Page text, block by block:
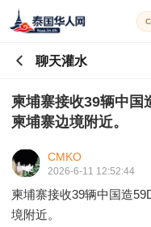
聊天灌水
柬埔寨接收39辆中国
柬埔寨边境附近。
CMKO
2026-6-11 12:52:44
柬埔寨接收39辆中国造
境附近。